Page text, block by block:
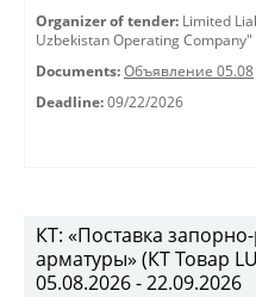
Organizer of tender: Limited
Uzbekistan Operating Company"
Documents: Объявление 05.08
Deadline: 09/22/2026
КТ: «Поставка
арматуры» (КТ Товар
05.08.2026 - 22.09.2026